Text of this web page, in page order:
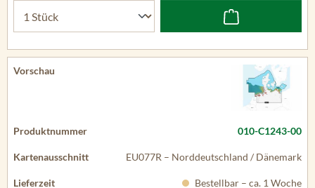
010-C1243-00
EU077R – Norddeutschland / Dänemark
Bestellbar – ca. 1 Woche